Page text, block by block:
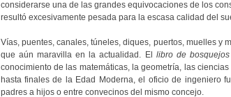
considerarse una de las grandes equivocaciones de los
resultó excesivamente pesada para la escasa calidad del
Vías, puentes, canales, túneles, diques, puertos, muelles y
que aún maravilla en la actualidad. El libro de bosquejos
conocimiento de las matemáticas, la geometría, las
hasta finales de la Edad Moderna, el oficio de ingeniero
padres a hijos o entre convecinos del mismo concejo.